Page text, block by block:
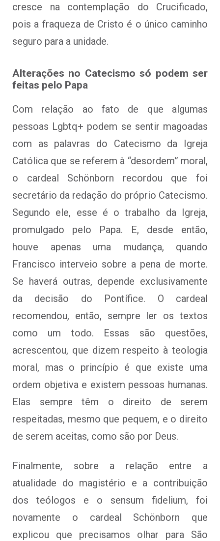
cresce na contemplação do Crucificado,
pois a fraqueza de Cristo é o único caminho
seguro para a unidade.
Alterações no Catecismo só podem ser
feitas pelo Papa
Com relação ao fato de que algumas
pessoas Lgbtq+ podem se sentir magoadas
com as palavras do Catecismo da Igreja
Católica que se referem à “desordem” moral,
o cardeal Schönborn recordou que foi
secretário da redação do próprio Catecismo.
Segundo ele, esse é o trabalho da Igreja,
promulgado pelo Papa. E, desde então,
houve apenas uma mudança, quando
Francisco interveio sobre a pena de morte.
Se haverá outras, depende exclusivamente
da decisão do Pontífice. O cardeal
recomendou, então, sempre ler os textos
como um todo. Essas são questões,
acrescentou, que dizem respeito à teologia
moral, mas o princípio é que existe uma
ordem objetiva e existem pessoas humanas.
Elas sempre têm o direito de serem
respeitadas, mesmo que pequem, e o direito
de serem aceitas, como são por Deus.
Finalmente, sobre a relação entre a
atualidade do magistério e a contribuição
dos teólogos e o sensum fidelium, foi
novamente o cardeal Schönborn que
explicou que precisamos olhar para São